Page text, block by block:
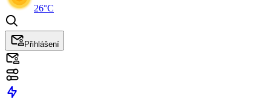
26°C
Přihlášení